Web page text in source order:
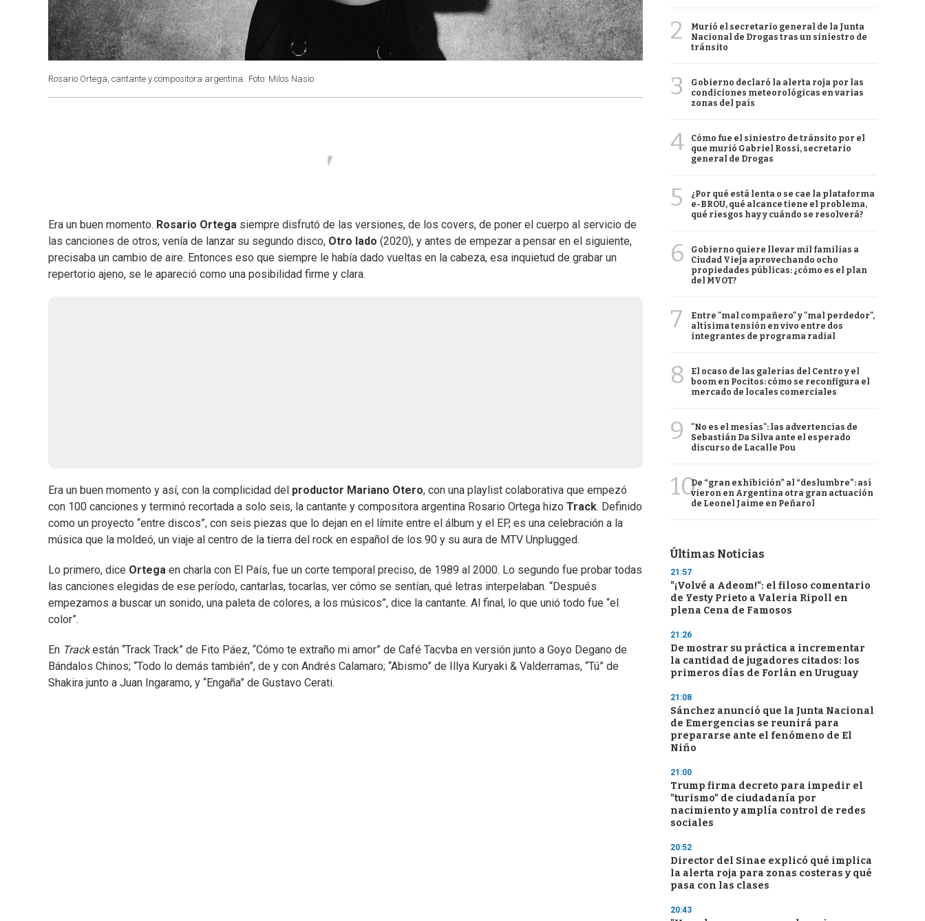
Rosario Ortega, cantante y compositora argentina. Foto: Milos Nasio
Era un buen momento. Rosario Ortega siempre disfrutó de las versiones, de los covers, de poner el cuerpo al servicio de
las canciones de otros; venía de lanzar su segundo disco, Otro lado (2020), y antes de empezar a pensar en el siguiente,
precisaba un cambio de aire. Entonces eso que siempre le había dado vueltas en la cabeza, esa inquietud de grabar un
repertorio ajeno, se le apareció como una posibilidad firme y clara.
Era un buen momento y así, con la complicidad del productor Mariano Otero, con una playlist colaborativa que empezó
con 100 canciones y terminó recortada a solo seis, la cantante y compositora argentina Rosario Ortega hizo Track. Definido
como un proyecto “entre discos”, con seis piezas que lo dejan en el límite entre el álbum y el EP, es una celebración a la
música que la moldeó, un viaje al centro de la tierra del rock en español de los 90 y su aura de MTV Unplugged.
Lo primero, dice Ortega en charla con El País, fue un corte temporal preciso, de 1989 al 2000. Lo segundo fue probar todas
las canciones elegidas de ese período, cantarlas, tocarlas, ver cómo se sentían, qué letras interpelaban. “Después
empezamos a buscar un sonido, una paleta de colores, a los músicos”, dice la cantante. Al final, lo que unió todo fue “el
color”.
En Trackestán “Track Track” de Fito Páez, “Cómo te extraño mi amor” de Café Tacvba en versión junto a Goyo Degano de
Bándalos Chinos; “Todo lo demás también”, de y con Andrés Calamaro; “Abismo” de Illya Kuryaki & Valderramas, “Tú” de
Shakira junto a Juan Ingaramo, y “Engaña” de Gustavo Cerati.
2
Murió el secretario general de la Junta
Nacional de Drogas tras un siniestro de
tránsito
3
Gobierno declaró la alerta roja por las
condiciones meteorológicas en varias
zonas del país
4
Cómo fue el siniestro de tránsito por el
que murió Gabriel Rossi, secretario
general de Drogas
5
¿Por qué está lenta o se cae la plataforma
e-BROU, qué alcance tiene el problema,
qué riesgos hay y cuándo se resolverá?
6
Gobierno quiere llevar mil familias a
Ciudad Vieja aprovechando ocho
propiedades públicas: ¿cómo es el plan
del MVOT?
7
Entre "mal compañero" y "mal perdedor",
altísima tensión en vivo entre dos
integrantes de programa radial
8
El ocaso de las galerías del Centro y el
boom en Pocitos: cómo se reconfigura el
mercado de locales comerciales
9
"No es el mesías": las advertencias de
Sebastián Da Silva ante el esperado
discurso de Lacalle Pou
10De “gran exhibición” al “deslumbre”: así
vieron en Argentina otra gran actuación
de Leonel Jaime en Peñarol
Últimas Noticias
21:57
"¡Volvé a Adeom!": el filoso comentario
de Yesty Prieto a Valeria Ripoll en
plena Cena de Famosos
21:26
De mostrar su práctica a incrementar
la cantidad de jugadores citados: los
primeros días de Forlán en Uruguay
21:08
Sánchez anunció que la Junta Nacional
de Emergencias se reunirá para
prepararse ante el fenómeno de El
Niño
21:00
Trump firma decreto para impedir el
"turismo" de ciudadanía por
nacimiento y amplía control de redes
sociales
20:52
Director del Sinae explicó qué implica
la alerta roja para zonas costeras y qué
pasa con las clases
20:43